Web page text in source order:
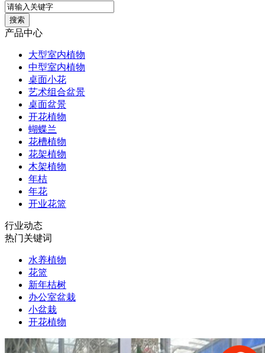
产品中心
大型室内植物
中型室内植物
桌面小花
艺术组合盆景
桌面盆景
开花植物
蝴蝶兰
花槽植物
花架植物
木架植物
年桔
年花
开业花篮
行业动态
热门关键词
水养植物
花篮
新年桔树
办公室盆栽
小盆栽
开花植物